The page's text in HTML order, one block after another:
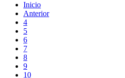
Inicio
Anterior
4
5
6
7
8
9
10